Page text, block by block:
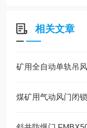
相关文章
矿用全自动单轨吊
煤矿用气动风门闭